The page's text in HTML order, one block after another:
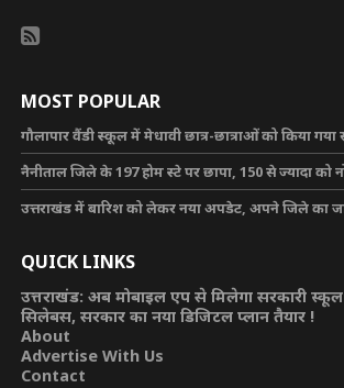
MOST POPULAR
गौलापार वैंडी स्कूल में मेधावी छात्र-छात्राओं को किया गया
नैनीताल जिले के 197 होम स्टे पर छापा, 150 से ज्यादा को
उत्तराखंड में बारिश को लेकर नया अपडेट, अपने जिले का
QUICK LINKS
उत्तराखंड: अब मोबाइल एप से मिलेगा सरकारी स्कूल
सिलेबस, सरकार का नया डिजिटल प्लान तैयार !
About
Advertise With Us
Contact